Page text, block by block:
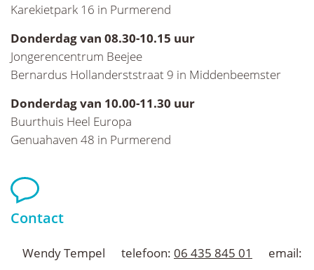
Karekietpark 16 in Purmerend
Donderdag van 08.30-10.15 uur
Jongerencentrum Beejee
Bernardus Hollanderststraat 9 in Middenbeemster
Donderdag van 10.00-11.30 uur
Buurthuis Heel Europa
Genuahaven 48 in Purmerend
Contact
Wendy Tempel telefoon: 06 435 845 01 email: